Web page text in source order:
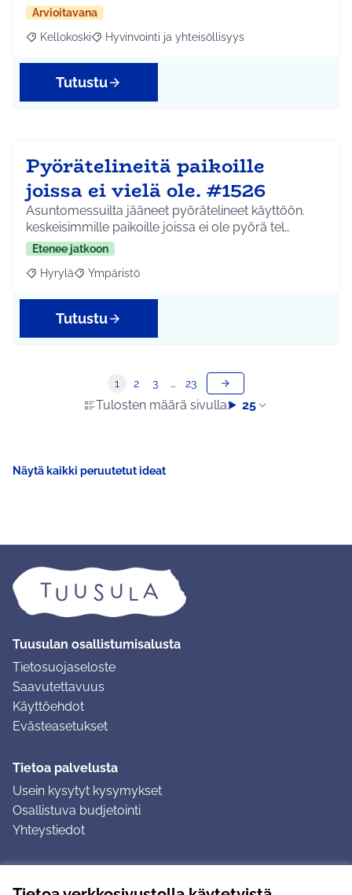
Arvioitavana
Rajaa tulokset aihepiirin mukaan: Kellokoski
Kellokoski Rajaa tulokset teeman mukaan: Hyvinvointi ja
Hyvinvointi ja yhteisöllisyys
Tutustu
Pyörätelineitä paikoille
joissa ei vielä ole. #1526
Asuntomessuilta jääneet pyörätelineet käyttöön.
keskeisimmille paikoille joissa ei ole pyörä tel…
Etenee jatkoon
Rajaa tulokset aihepiirin mukaan: Hyrylä
Hyrylä Rajaa tulokset teeman mukaan: Ympäristö
Ympäristö
Tutustu
Tulosten määrä sivulla: 25
1 2 3 … 23
Näytä kaikki peruutetut ideat
Tuusulan osallistumisalusta
Tietosuojaseloste
Saavutettavuus
Käyttöehdot
Evästeasetukset
Tietoa palvelusta
Usein kysytyt kysymykset
Osallistuva budjetointi
Yhteystiedot